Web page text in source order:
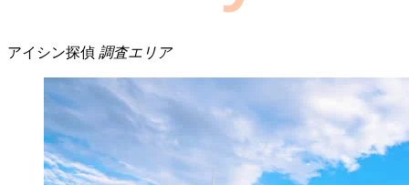
アイシン探偵 調査エリア